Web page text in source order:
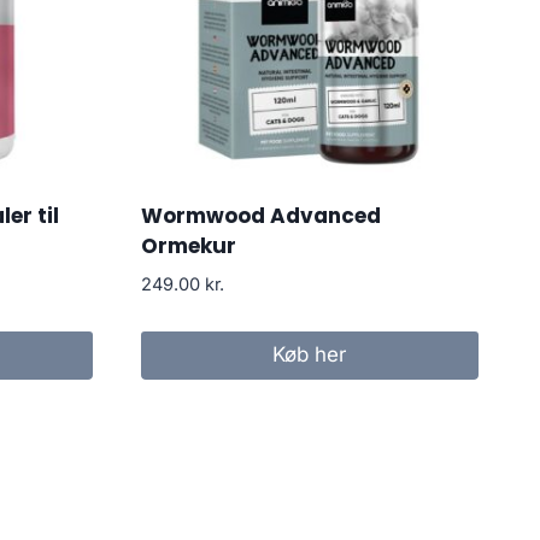
til
Wormwood Advanced
Ormekur
249.00 kr.
Køb her